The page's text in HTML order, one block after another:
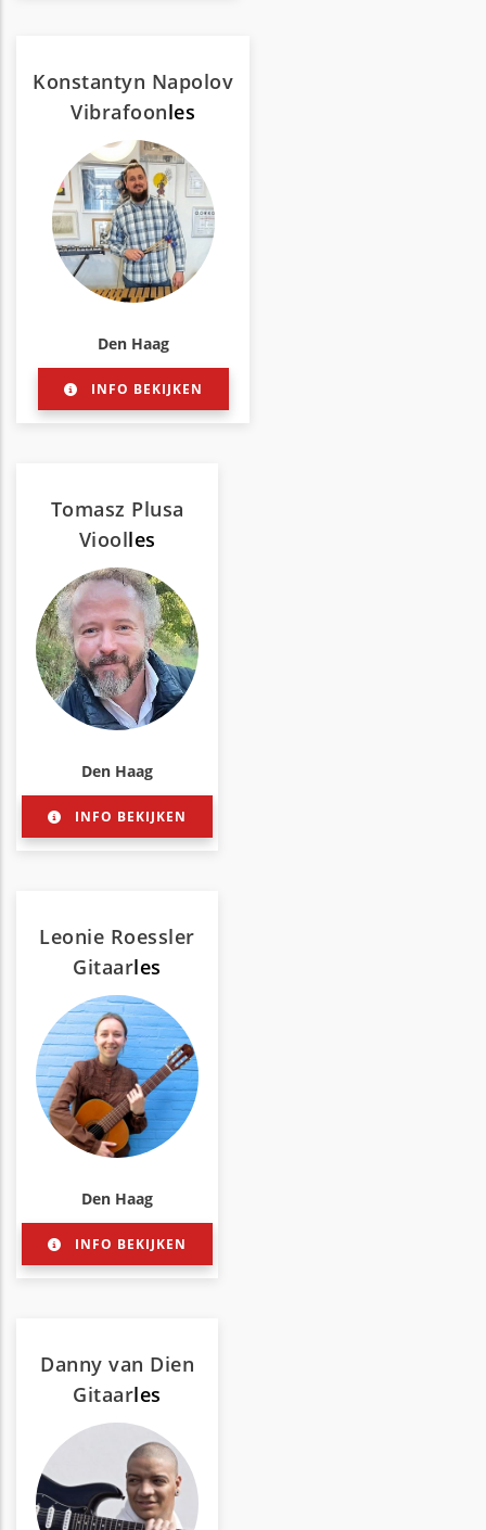
Konstantyn Napolov
Vibrafoonles
Den Haag
INFO BEKIJKEN
Tomasz Plusa
Vioolles
Den Haag
INFO BEKIJKEN
Leonie Roessler
Gitaarles
Den Haag
INFO BEKIJKEN
Danny van Dien
Gitaarles